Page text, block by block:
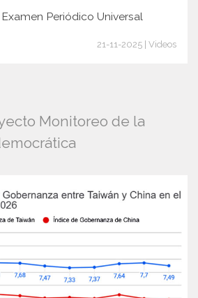
Periódico Universal
21-11-2025 | Videos
Monitoreo de la